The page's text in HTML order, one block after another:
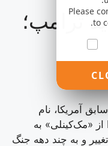
Please
to ترامپ؛
آمریکا، نام
از «مک‌کینلی» به
و به چند دهه جنگ